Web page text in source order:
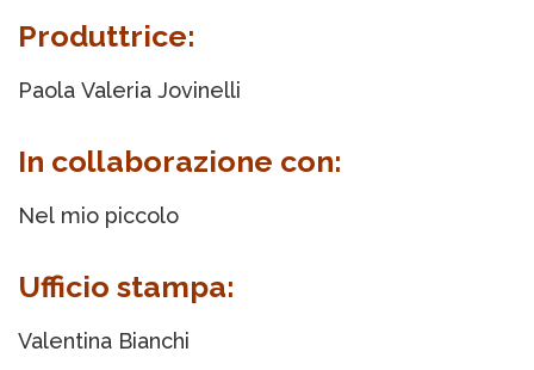
Produttrice:
Paola Valeria Jovinelli
In collaborazione con:
Nel mio piccolo
Ufficio stampa:
Valentina Bianchi